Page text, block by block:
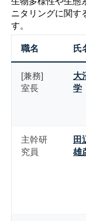
ニタリングに関す
す。
職名 氏
[兼務]
室長
大
学
主幹研
究員
雄